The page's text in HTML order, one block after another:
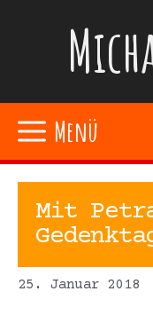
Menü
Mit
25. Januar 2018